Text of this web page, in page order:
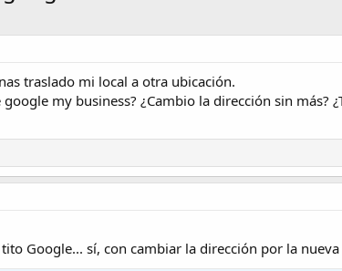
traslado mi local a otra ubicación.
my business? ¿Cambio la dirección sin más?
Google... sí, con cambiar la dirección por la